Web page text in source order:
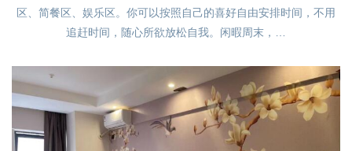
区、简餐区、娱乐区。你可以按照自己的喜好自由安排时间，不用
追赶时间，随心所欲放松自我。闲暇周末，…